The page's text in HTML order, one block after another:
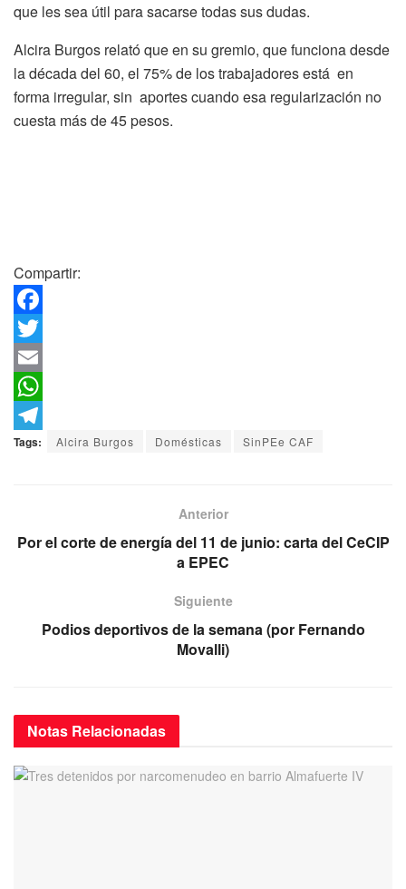
que les sea útil para sacarse todas sus dudas.
Alcira Burgos relató que en su gremio, que funciona desde
la década del 60, el 75% de los trabajadores está en
forma irregular, sin aportes cuando esa regularización no
cuesta más de 45 pesos.
Compartir:
F
a
c
e
b
T
w
t
E
m
a
W
h
T
Tags: Alcira Burgos Domésticas SinPEe CAF
Anterior
Por el corte de energía del 11 de junio: carta del CeCIP
a EPEC
Siguiente
Podios deportivos de la semana (por Fernando
Movalli)
Notas Relacionadas